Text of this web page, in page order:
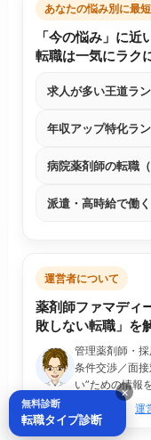
あなたの悩み別に最
「今の悩み」に近
転職は一気にラク
求人が多い王道ラ
年収アップ特化ラ
病院薬剤師の転職（
派遣・高時給で働く
運営者について
薬剤師ファマディ
敗しない転職」を
管理薬剤師・採
条件交渉／面
い”ための情報
運
×
無料診断
転職タイプ診断